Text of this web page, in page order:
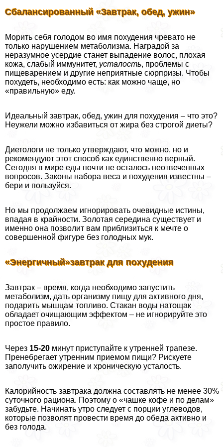
Сбaлaнcированный «Зaвтpaк, обeд, ужин»
Морить себя голодом во имя похудения чревато не
только нарушением метаболизма. Наградой за
неразумное усердие станет выпадение волос, плохая
кожа, слабый иммунитет, усталость, проблемы с
пищеварением и другие неприятные сюрпризы. Чтобы
похудеть, необходимо есть: как можно чаще, но
«правильную» еду.
Идеальный завтpaк, обед, ужин для похудения – что это?
Неужели можно избавиться от жира без строгой диеты?
Диетологи не только утверждают, что можно, но и
рекомендуют этот способ как единственно верный.
Сегодня в мире еды почти не осталось неотвеченных
вопросов. Законы набора веса и похудения известны –
бери и пользуйся.
Но мы продолжаем игнорировать очевидные истины,
впадая в крайности. Золотая середина существует и
именно она позволит вам приблизиться к мечте о
совершенной фигуре без голодных мук.
«Энергичный»завтpaк для похудения
Завтpaк – время, когда необходимо запустить
метаболизм, дать организму пищу для активного дня,
подарить мышцам топливо. Стакан воды натощак
обладает очищающим эффектом – не игнорируйте это
простое правило.
Через 15-20 минут приступайте к утренней трапезе.
Пренебрегает утренним приемом пищи? Рискуете
заполучить ожирение и хроническую усталость.
Калорийность завтpaка должна составлять не менее 30%
суточного рациона. Поэтому о «чашке кофе и по делам»
забудьте. Начинать утро следует с порции углеводов,
которые позволят провести время до обеда активно и
без голода.